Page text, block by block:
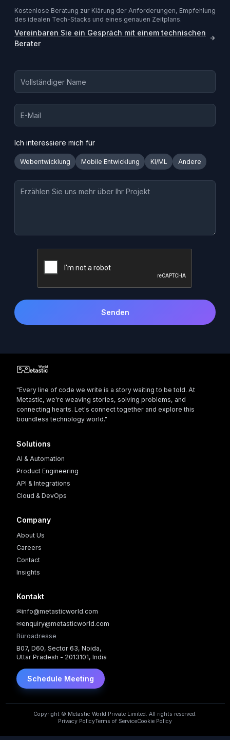
Kostenlose Beratung zur Klärung der Anforderungen, Empfehlung
des idealen Tech-Stacks und eines genauen Zeitplans.
Vereinbaren Sie ein Gespräch mit einem technischen
Berater
Ich interessiere mich für
Webentwicklung Mobile Entwicklung KI/ML Andere
Senden
"Every line of code we write is a story waiting to be told. At
Metastic, we're weaving stories, solving problems, and
connecting hearts. Let's connect together and explore this
boundless technology world."
Solutions
AI & Automation
Product Engineering
API & Integrations
Cloud & DevOps
Company
About Us
Careers
Contact
Insights
Kontakt
✉info@metasticworld.com
✉enquiry@metasticworld.com
Büroadresse
B07, D60, Sector 63, Noida,
Uttar Pradesh - 2013101, India
Schedule Meeting
Copyright © Metastic World Private Limited. All rights reserved.
Privacy PolicyTerms of ServiceCookie Policy